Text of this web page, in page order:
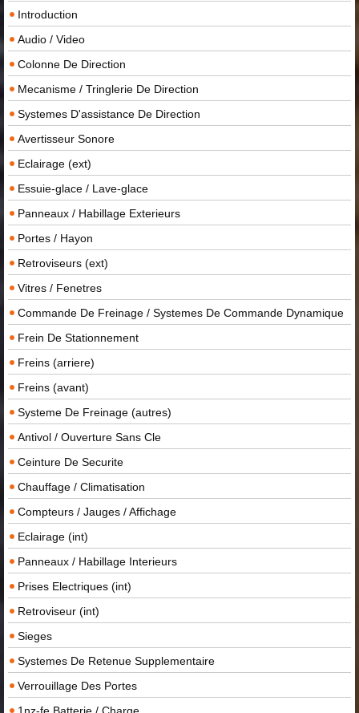
Introduction
Audio / Video
Colonne De Direction
Mecanisme / Tringlerie De Direction
Systemes D'assistance De Direction
Avertisseur Sonore
Eclairage (ext)
Essuie-glace / Lave-glace
Panneaux / Habillage Exterieurs
Portes / Hayon
Retroviseurs (ext)
Vitres / Fenetres
Commande De Freinage / Systemes De Commande Dynamique
Frein De Stationnement
Freins (arriere)
Freins (avant)
Systeme De Freinage (autres)
Antivol / Ouverture Sans Cle
Ceinture De Securite
Chauffage / Climatisation
Compteurs / Jauges / Affichage
Eclairage (int)
Panneaux / Habillage Interieurs
Prises Electriques (int)
Retroviseur (int)
Sieges
Systemes De Retenue Supplementaire
Verrouillage Des Portes
1nz-fe Batterie / Charge